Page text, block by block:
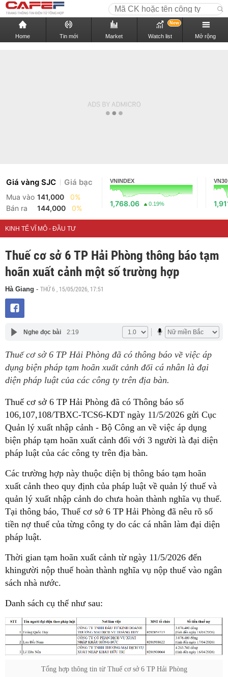
Home Tin mới Market Watch list
New
Mở rộng
Giá vàng SJC Giá bạc
Mua vào 141,000
0%
Bán ra
144,000 0%
VNINDEX
1,768.06 0.19%
VN30
KINH TẾ VĨ MÔ - ĐẦU TƯ
Thuế cơ sở 6 TP Hải Phòng thông báo tạm
hoãn xuất cảnh một số trường hợp
Hà Giang - THỨ 6 , 15/05/2026, 17:51
Nghe đọc bài 2:19
Thuế cơ sở 6 TP Hải Phòng đã có thông báo về việc áp
dụng biện pháp tạm hoãn xuất cảnh đối cá nhân là đại
diện pháp luật của các công ty trên địa bàn.
Thuế cơ sở 6 TPHải Phòng đã có Thông báo số
106,107,108/TBXC-TCS6-KDT ngày 11/5/2026 gửi Cục
Quản lý xuất nhập cảnh - Bộ Công an về việc áp dụng
biện pháp tạm hoãn xuất cảnh đối với 3 người là đại diện
pháp luật của các công ty trên địa bàn.
Các trường hợp này thuộc diện bị thông báo tạm hoãn
xuất cảnh theo quy định của pháp luật về quản lý thuế và
quản lý xuất nhập cảnh do chưa hoàn thành nghĩa vụ thuế.
Tại thông báo, Thuế cơ sở 6 TPHải Phòng đã nêu rõ số
tiền nợ thuế của từng công ty do các cá nhân làm đại diện
pháp luật.
Thời gian tạm hoãn xuất cảnh từ ngày 11/5/2026 đến
khingười nộp thuế hoàn thành nghĩa vụ nộp thuế vào ngân
sách nhà nước.
Danh sách cụ thể như sau:
Tổng hợp thông tin từ Thuế cơ sở 6 TPHải Phòng